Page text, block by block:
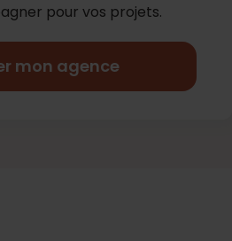
pour vos projets.
mon agence